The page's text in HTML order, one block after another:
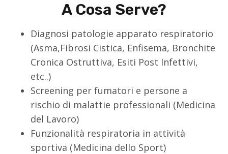
A Cosa Serve?
Diagnosi patologie apparato respiratorio
(Asma,Fibrosi Cistica, Enfisema, Bronchite
Cronica Ostruttiva, Esiti Post Infettivi,
etc..)
Screening per fumatori e persone a
rischio di malattie professionali (Medicina
del Lavoro)
Funzionalità respiratoria in attività
sportiva (Medicina dello Sport)